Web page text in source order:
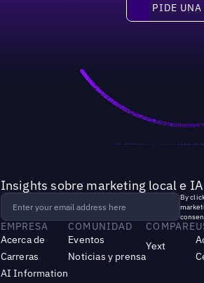
Pide unaPIDE UNA
Insights sobre marketing local e
By
EMPRESA
Acerca de
Carreras
AI Information
COMUNIDAD
Eventos
Noticias y prensa
COMPARE
Yext